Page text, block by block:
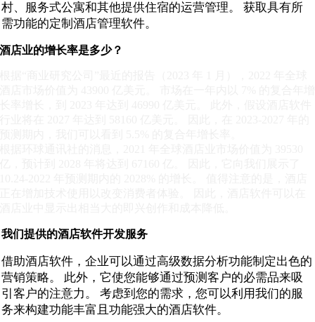
村、服务式公寓和其他提供住宿的运营管理。 获取具有所
需功能的定制酒店管理软件。
酒店业的增长率是多少？
我们提供的酒店软件开发服务
借助酒店软件，企业可以通过高级数据分析功能制定出色的
营销策略。 此外，它使您能够通过预测客户的必需品来吸
引客户的注意力。 考虑到您的需求，您可以利用我们的服
务来构建功能丰富且功能强大的酒店软件。